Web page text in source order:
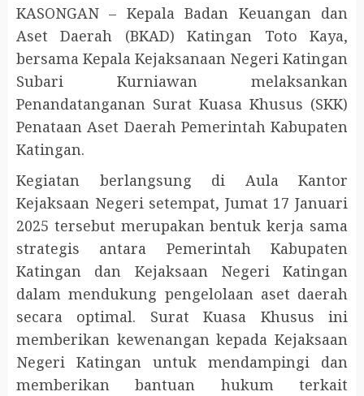
KASONGAN – Kepala Badan Keuangan dan
Aset Daerah (BKAD) Katingan Toto Kaya,
bersama Kepala Kejaksanaan Negeri Katingan
Subari Kurniawan melaksankan
Penandatanganan Surat Kuasa Khusus (SKK)
Penataan Aset Daerah Pemerintah Kabupaten
Katingan.
Kegiatan berlangsung di Aula Kantor
Kejaksaan Negeri setempat, Jumat 17 Januari
2025 tersebut merupakan bentuk kerja sama
strategis antara Pemerintah Kabupaten
Katingan dan Kejaksaan Negeri Katingan
dalam mendukung pengelolaan aset daerah
secara optimal. Surat Kuasa Khusus ini
memberikan kewenangan kepada Kejaksaan
Negeri Katingan untuk mendampingi dan
memberikan bantuan hukum terkait